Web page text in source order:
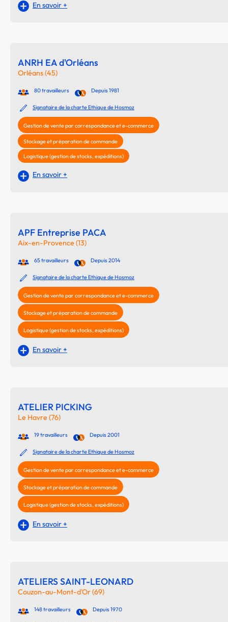
En savoir +
ANRH EA d'Orléans
Orléans (45)
80 travailleurs Depuis 1981
Signataire de la charte Ethique de Hosmoz
Gestion de vente par correspondance et e-commerce
Stockage et préparation de commande
Logistique (gestion de stocks, expéditions)
En savoir +
APF Entreprise PACA
Aix-en-Provence (13)
65 travailleurs Depuis 2014
Signataire de la charte Ethique de Hosmoz
Gestion de vente par correspondance et e-commerce
Stockage et préparation de commande
Logistique (gestion de stocks, expéditions)
En savoir +
ATELIER PICKING
Le Havre (76)
19 travailleurs Depuis 2001
Signataire de la charte Ethique de Hosmoz
Gestion de vente par correspondance et e-commerce
Stockage et préparation de commande
Logistique (gestion de stocks, expéditions)
En savoir +
ATELIERS SAINT-LEONARD
Couzon-au-Mont-d'Or (69)
148 travailleurs Depuis 1970